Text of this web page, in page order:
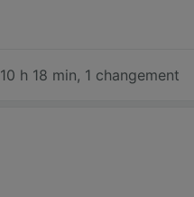
10 h 18 min, 1 changement